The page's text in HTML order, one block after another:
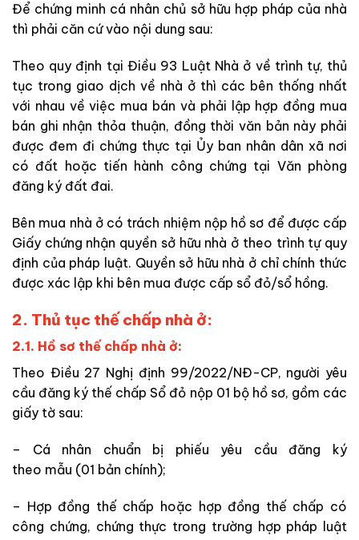
Để chứng minh cá nhân chủ sở hữu hợp pháp của nhà
thì phải căn cứ vào nội dung sau:
Theo quy định tại Điều 93 Luật Nhà ở về trình tự, thủ
tục trong giao dịch về nhà ở thì các bên thống nhất
với nhau về việc mua bán và phải lập hợp đồng mua
bán ghi nhận thỏa thuận, đồng thời văn bản này phải
được đem đi chứng thực tại Ủy ban nhân dân xã nơi
có đất hoặc tiến hành công chứng tại Văn phòng
đăng ký đất đai.
Bên mua nhà ở có trách nhiệm nộp hồ sơ để được cấp
Giấy chứng nhận quyền sở hữu nhà ở theo trình tự quy
định của pháp luật. Quyền sở hữu nhà ở chỉ chính thức
được xác lập khi bên mua được cấp sổ đỏ/sổ hồng.
2. Thủ tục thế chấp nhà ở:
2.1. Hồ sơ thế chấp nhà ở:
Theo Điều 27 Nghị định 99/2022/NĐ-CP, người yêu
cầu đăng ký thế chấp Sổ đỏ nộp 01 bộ hồ sơ, gồm các
giấy tờ sau:
– Cá nhân chuẩn bị phiếu yêu cầu đăng ký
theo mẫu (01 bản chính);
– Hợp đồng thế chấp hoặc hợp đồng thế chấp có
công chứng, chứng thực trong trường hợp pháp luật